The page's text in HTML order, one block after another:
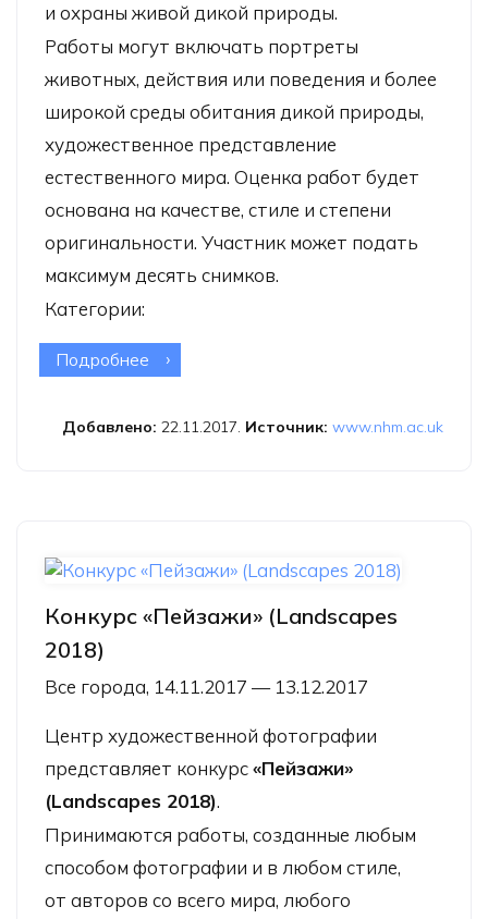
и охраны живой дикой природы.
Работы могут включать портреты
животных, действия или поведения и более
широкой среды обитания дикой природы,
художественное представление
естественного мира. Оценка работ будет
основана на качестве, стиле и степени
оригинальности. Участник может подать
максимум десять снимков.
Категории:
Подробнее о Фотоконкурс «Юный фотограф
Добавлено: 22.11.2017. Источник: www.nhm.ac.uk
Конкурс «Пейзажи» (Landscapes
2018)
Все города, 14.11.2017 — 13.12.2017
Центр художественной фотографии
представляет конкурс«Пейзажи»
(Landscapes 2018).
Принимаются работы, созданные любым
способом фотографии и в любом стиле,
от авторов со всего мира, любого